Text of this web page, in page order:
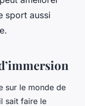
sport aussi
sur le monde de
sait faire le